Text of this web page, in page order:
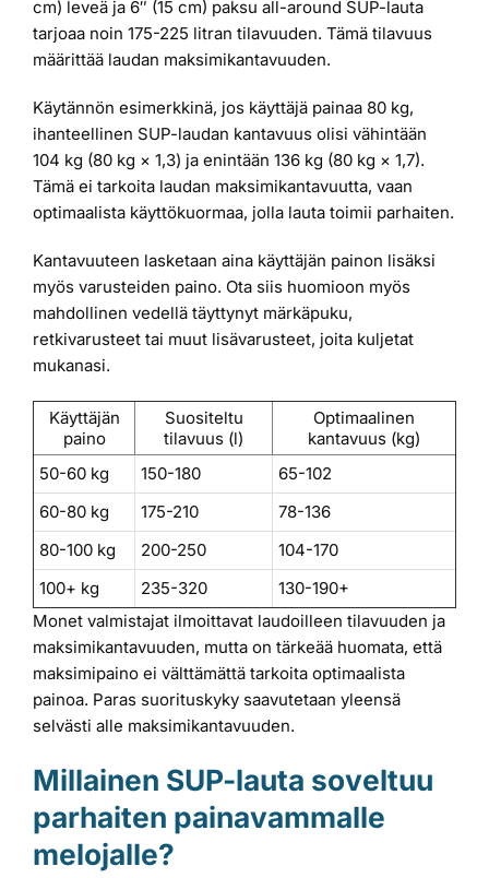
cm) leveä ja 6″ (15 cm) paksu all-around SUP-lauta
tarjoaa noin 175-225 litran tilavuuden. Tämä tilavuus
määrittää laudan maksimikantavuuden.
Käytännön esimerkkinä, jos käyttäjä painaa 80 kg,
ihanteellinen SUP-laudan kantavuus olisi vähintään
104 kg (80 kg × 1,3) ja enintään 136 kg (80 kg × 1,7).
Tämä ei tarkoita laudan maksimikantavuutta, vaan
optimaalista käyttökuormaa, jolla lauta toimii parhaiten.
Kantavuuteen lasketaan aina käyttäjän painon lisäksi
myös varusteiden paino. Ota siis huomioon myös
mahdollinen vedellä täyttynyt märkäpuku,
retkivarusteet tai muut lisävarusteet, joita kuljetat
mukanasi.
Käyttäjän
paino
Suositeltu
tilavuus (l)
Optimaalinen
kantavuus (kg)
50-60 kg
150-180
65-102
60-80 kg
175-210
78-136
80-100 kg
200-250
104-170
100+ kg
235-320
130-190+
Monet valmistajat ilmoittavat laudoilleen tilavuuden ja
maksimikantavuuden, mutta on tärkeää huomata, että
maksimipaino ei välttämättä tarkoita optimaalista
painoa. Paras suorituskyky saavutetaan yleensä
selvästi alle maksimikantavuuden.
Millainen SUP-lauta soveltuu
parhaiten painavammalle
melojalle?